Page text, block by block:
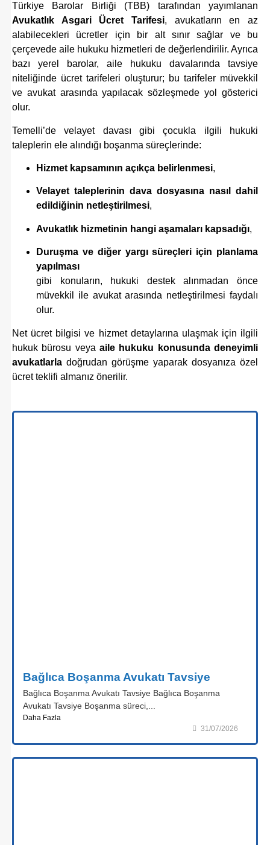
Türkiye Barolar Birliği (TBB) tarafından yayımlanan
Avukatlık Asgari Ücret Tarifesi, avukatların en az
alabilecekleri ücretler için bir alt sınır sağlar ve bu
çerçevede aile hukuku hizmetleri de değerlendirilir. Ayrıca
bazı yerel barolar, aile hukuku davalarında tavsiye
niteliğinde ücret tarifeleri oluşturur; bu tarifeler müvekkil
ve avukat arasında yapılacak sözleşmede yol gösterici
olur.
Temelli’de velayet davası gibi çocukla ilgili hukuki
taleplerin ele alındığı boşanma süreçlerinde:
Hizmet kapsamının açıkça belirlenmesi,
Velayet taleplerinin dava dosyasına nasıl dahil
edildiğinin netleştirilmesi,
Avukatlık hizmetinin hangi aşamaları kapsadığı,
Duruşma ve diğer yargı süreçleri için planlama
yapılması
gibi konuların, hukuki destek alınmadan önce
müvekkil ile avukat arasında netleştirilmesi faydalı
olur.
Net ücret bilgisi ve hizmet detaylarına ulaşmak için ilgili
hukuk bürosu veya aile hukuku konusunda deneyimli
avukatlarla doğrudan görüşme yaparak dosyanıza özel
ücret teklifi almanız önerilir.
Bağlıca Boşanma Avukatı Tavsiye
Bağlıca Boşanma Avukatı Tavsiye Bağlıca Boşanma
Avukatı Tavsiye Boşanma süreci,...
Daha Fazla
31/07/2026